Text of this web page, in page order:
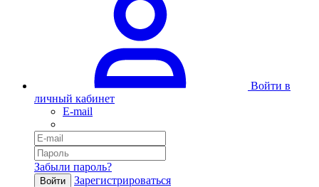
Войти в
личный кабинет
E-mail
Забыли пароль?
Войти Зарегистрироваться